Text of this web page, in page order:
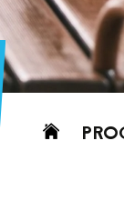
Aller